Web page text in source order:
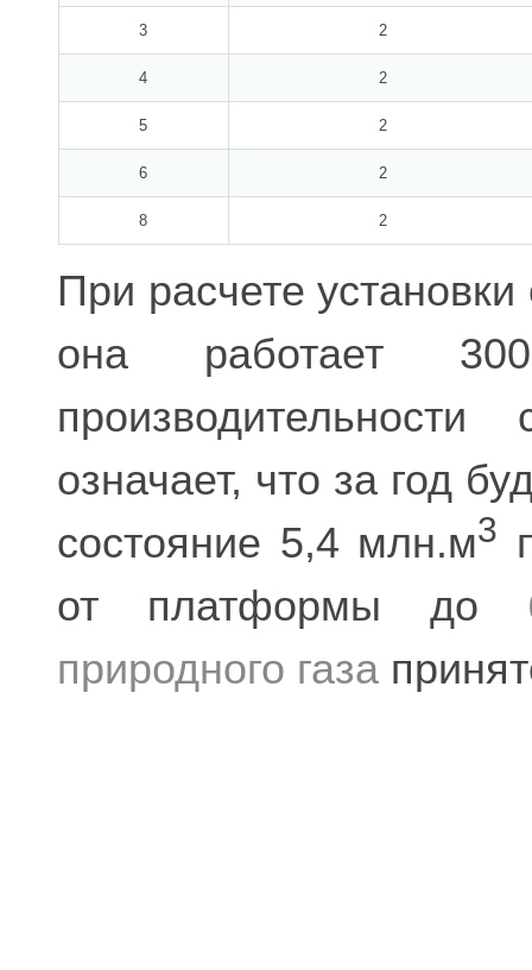
3 2
4 2
5 2
6 2
8 2
При расчете
она работает
означает, что за год
состояние 5,4 млн.м3
от платформы до
природного газа